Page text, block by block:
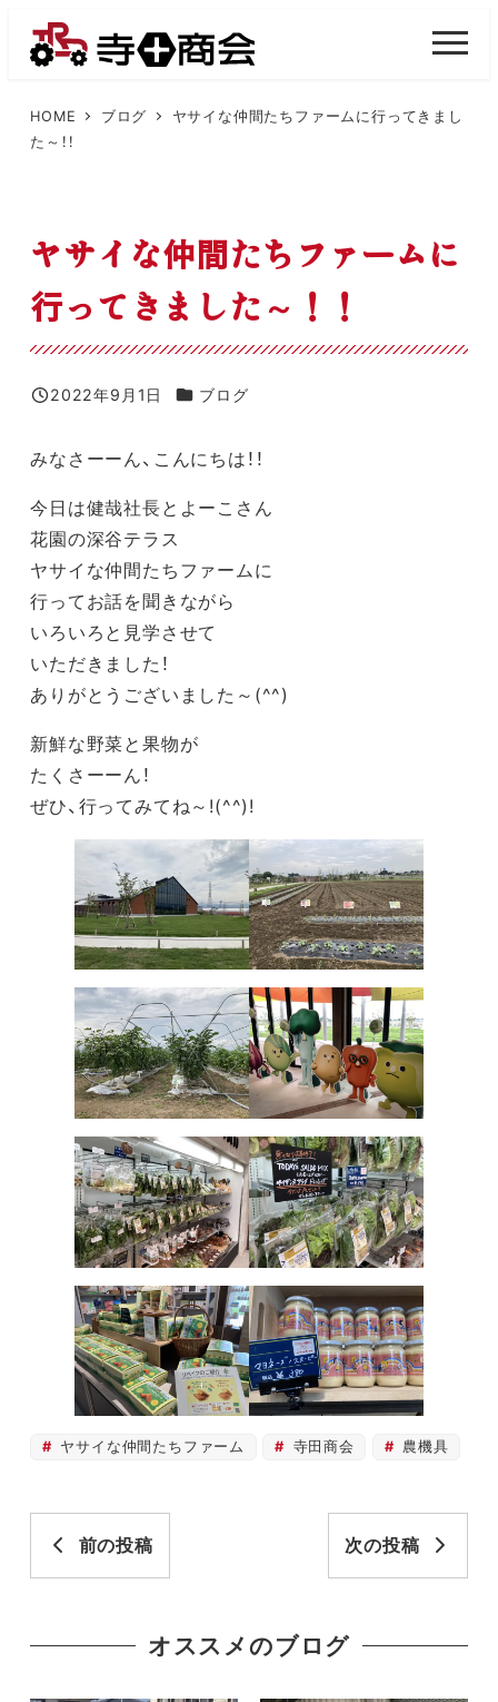
HOME ブログ
ヤサイな仲間たちファームに行ってきまし
た～！！
ヤサイな仲間たちファームに
行ってきました～！！
投稿日
2022年9月1日 カテゴリー
ブログ
みなさーーん、こんにちは！！
今日は健哉社長とよーこさん
花園の深谷テラス
ヤサイな仲間たちファームに
行ってお話を聞きながら
いろいろと見学させて
いただきました！
ありがとうございました～(^^)
新鮮な野菜と果物が
たくさーーん！
ぜひ、行ってみてね～!(^^)!
ヤサイな仲間たちファーム 寺田商会 農機具
前の投稿 次の投稿
オススメのブログ